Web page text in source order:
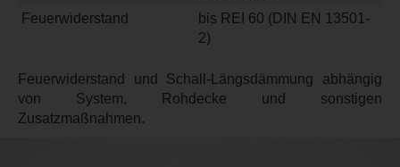
Feuerwiderstand
bis REI 60 (DIN EN 13501-
2)
Feuerwiderstand und Schall-Längsdämmung abhängig
von System, Rohdecke und sonstigen
Zusatzmaßnahmen.